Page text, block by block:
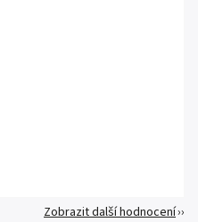
Zobrazit další hodnocení